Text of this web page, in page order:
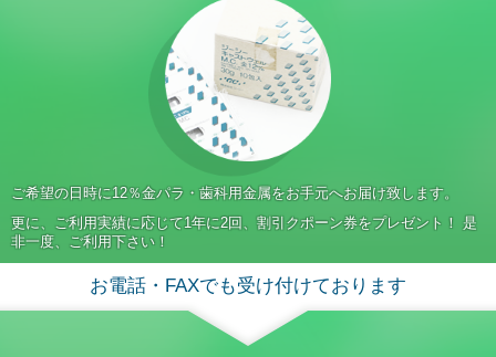
ご希望の日時に12％金パラ・歯科用金属をお手元へお届け致します。
更に、ご利用実績に応じて1年に2回、割引クポーン券をプレゼント！ 是
非一度、ご利用下さい！
お電話・FAXでも受け付けております